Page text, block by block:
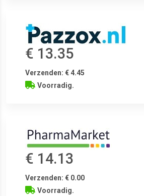
€ 13.35
Verzenden: € 4.45
Voorradig.
€ 14.13
Verzenden: € 0.00
Voorradig.